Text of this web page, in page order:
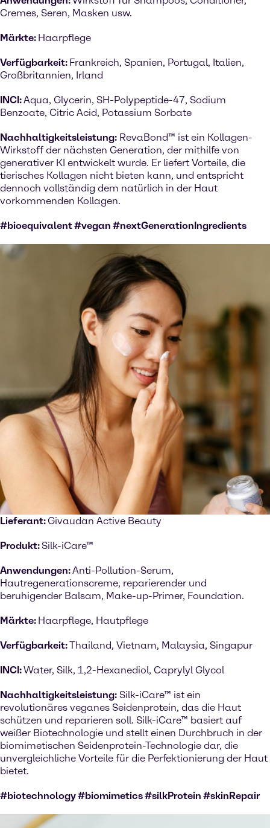
Cremes, Seren, Masken usw.
Märkte: Haarpflege
Verfügbarkeit: Frankreich, Spanien, Portugal, Italien,
Großbritannien, Irland
INCI:Aqua, Glycerin, SH-Polypeptide-47, Sodium
Benzoate, Citric Acid, Potassium Sorbate
Nachhaltigkeitsleistung: RevaBond™ ist ein Kollagen-
Wirkstoff der nächsten Generation, der mithilfe von
generativer KI entwickelt wurde. Er liefert Vorteile, die
tierisches Kollagen nicht bieten kann, und entspricht
dennoch vollständig dem natürlich in der Haut
vorkommenden Kollagen.
#bioequivalent #vegan #nextGenerationIngredients
Lieferant:Givaudan Active Beauty
Produkt:Silk-iCare™
Anwendungen:Anti-Pollution-Serum,
Hautregenerationscreme, reparierender und
beruhigender Balsam, Make-up-Primer, Foundation.
Märkte: Haarpflege, Hautpflege
Verfügbarkeit:Thailand, Vietnam, Malaysia, Singapur
INCI:Water, Silk, 1,2-Hexanediol, Caprylyl Glycol
Nachhaltigkeitsleistung: Silk-iCare™ ist ein
revolutionäres veganes Seidenprotein, das die Haut
schützen und reparieren soll. Silk-iCare™ basiert auf
weißer Biotechnologie und stellt einen Durchbruch in der
biomimetischen Seidenprotein-Technologie dar, die
unvergleichliche Vorteile für die Perfektionierung der Haut
bietet.
#biotechnology #biomimetics #silkProtein #skinRepair